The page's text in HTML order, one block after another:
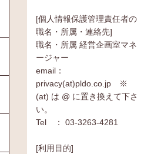
[個人情報保護管理責任者の
職名・所属・連絡先]
職名・所属 経営企画室マネ
ージャー
email：
privacy(at)pldo.co.jp ※
(at) は @ に置き換えて下さ
い。
Tel ： 03-3263-4281
[利用目的]